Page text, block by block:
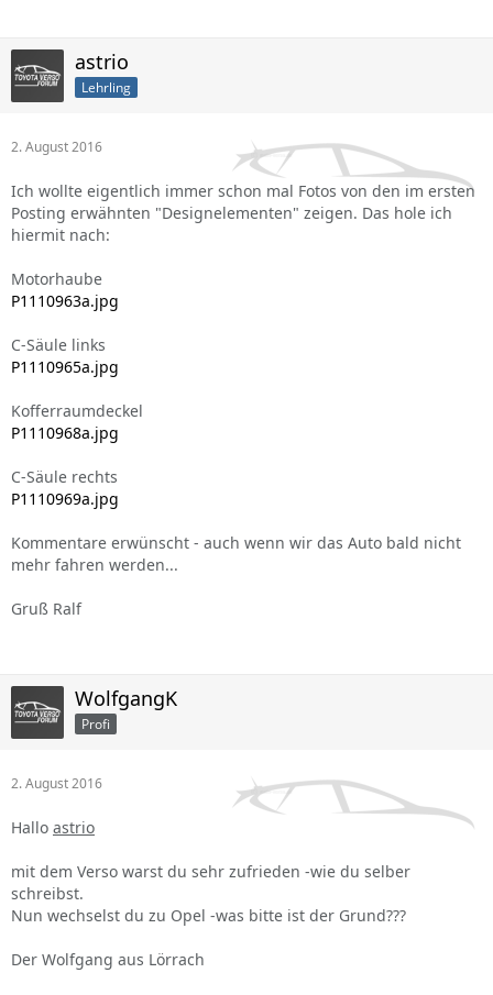
astrio
Lehrling
2. August 2016
Ich wollte eigentlich immer schon mal Fotos von den im ersten
Posting erwähnten "Designelementen" zeigen. Das hole ich
hiermit nach:
Motorhaube
P1110963a.jpg
C-Säule links
P1110965a.jpg
Kofferraumdeckel
P1110968a.jpg
C-Säule rechts
P1110969a.jpg
Kommentare erwünscht - auch wenn wir das Auto bald nicht
mehr fahren werden...
Gruß Ralf
WolfgangK
Profi
2. August 2016
Hallo astrio
mit dem Verso warst du sehr zufrieden -wie du selber
schreibst.
Nun wechselst du zu Opel -was bitte ist der Grund???
Der Wolfgang aus Lörrach